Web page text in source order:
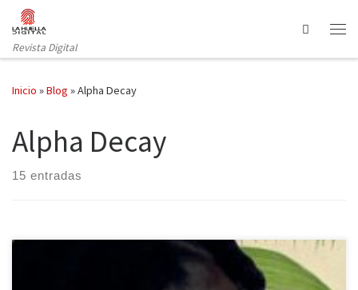
Saltar al contenido
Revista Digital
Search
Inicio »Blog »Alpha Decay
Alpha Decay
15 entradas